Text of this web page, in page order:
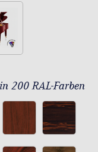
200 RAL-Farben